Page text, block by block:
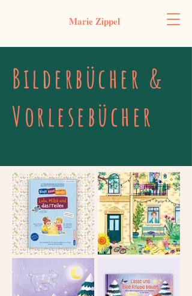
Marie Zippel
Bilderbücher &
Vorlesebücher